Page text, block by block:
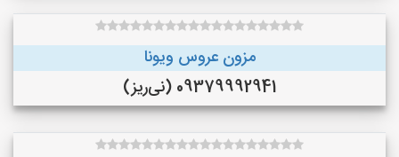
مزون عروس ویونا
09379992941 (نی‌ریز)